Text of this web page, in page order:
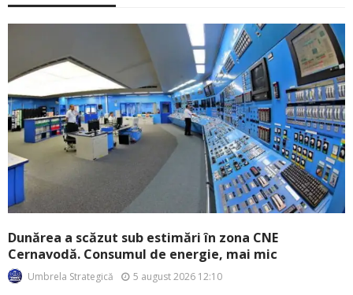
Dunărea a scăzut sub estimări în zona CNE
Cernavodă. Consumul de energie, mai mic
Umbrela Strategică 5 august 2026 12:10